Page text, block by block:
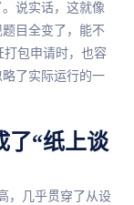
说实话，这就像
目全变了，能不
打包申请时，也容
了实际运行的一
了“纸上谈
，几乎贯穿了从设